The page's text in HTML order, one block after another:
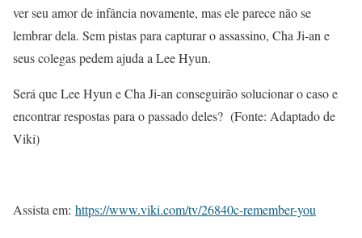
ver seu amor de infância novamente, mas ele parece não se
lembrar dela. Sem pistas para capturar o assassino, Cha Ji-an e
seus colegas pedem ajuda a Lee Hyun.
Será que Lee Hyun e Cha Ji-an conseguirão solucionar o caso e
encontrar respostas para o passado deles? (Fonte: Adaptado de
Viki)
Assista em: https://www.viki.com/tv/26840c-remember-you